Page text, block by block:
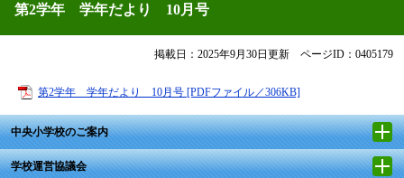
第2学年 学年だより 10月号
掲載日：2025年9月30日更新 ページID：0405179
第2学年 学年だより 10月号 [PDFファイル／306KB]
中央小学校のご案内
学校運営協議会